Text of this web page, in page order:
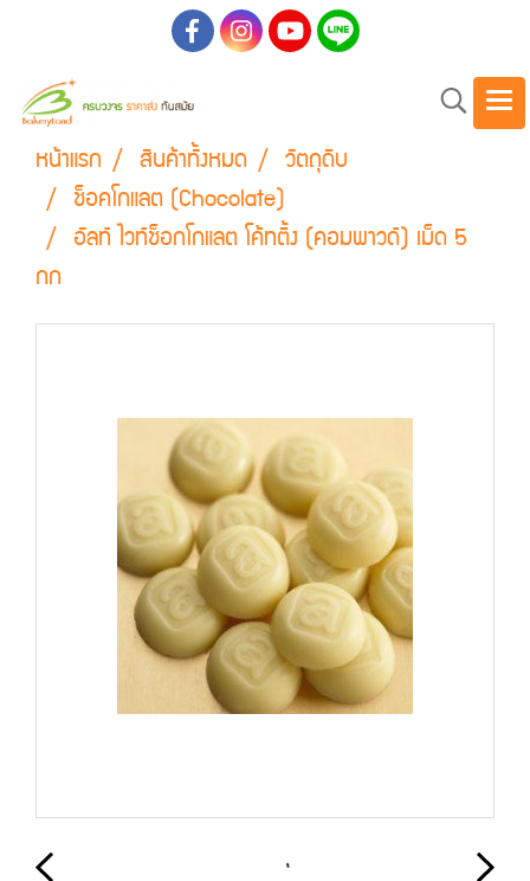
หน้าแรก สินค้าทั้งหมด วัตถุดิบ
ช็อคโกแลต (Chocolate)
อัลท์ ไวท์ช็อกโกแลต โค้ทติ้ง (คอมพาวด์) เม็ด 5
กก